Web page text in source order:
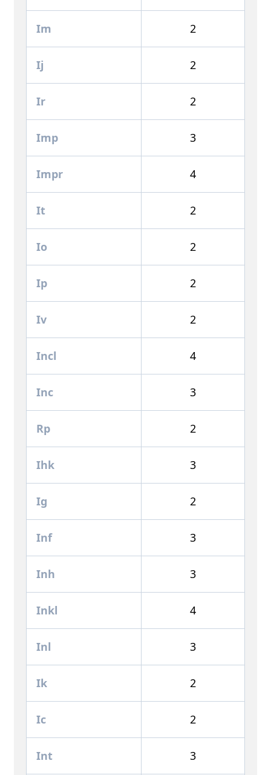
Im 2
Ij 2
Ir 2
Imp 3
Impr 4
It 2
Io 2
Ip 2
Iv 2
Incl 4
Inc 3
Rp 2
Ihk 3
Ig 2
Inf 3
Inh 3
Inkl 4
Inl 3
Ik 2
Ic 2
Int 3